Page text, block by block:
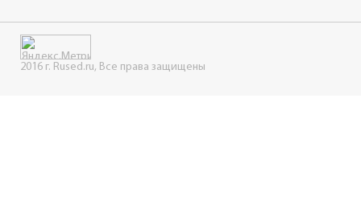
2016 г. Rused.ru, Все права защищены